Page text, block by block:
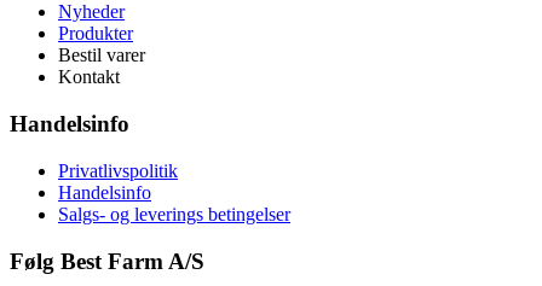
Nyheder
Produkter
Bestil varer
Kontakt
Handelsinfo
Privatlivspolitik
Handelsinfo
Salgs- og leverings betingelser
Følg Best Farm A/S